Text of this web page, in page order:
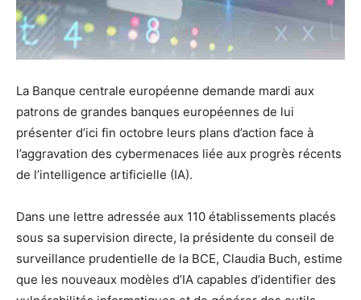
La Banque centrale européenne demande mardi aux
patrons de grandes banques européennes de lui
présenter d’ici fin octobre leurs plans d’action face à
l’aggravation des cybermenaces liée aux progrès récents
de l’intelligence artificielle (IA).
Dans une lettre adressée aux 110 établissements placés
sous sa supervision directe, la présidente du conseil de
surveillance prudentielle de la BCE, Claudia Buch, estime
que les nouveaux modèles d’IA capables d’identifier des